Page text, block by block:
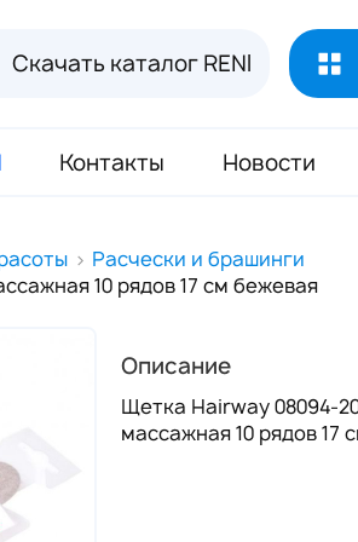
Скачать каталог RENI
Контакты Новости
Духи RENI Joy of Pink
Масло Reni 50 мл
Буклеты и Плакаты RENI 17
Расчески и брашинги
10 рядов 17 см бежевая
Описание
Щетка Hairway 08094-
массажная 10 рядов 17